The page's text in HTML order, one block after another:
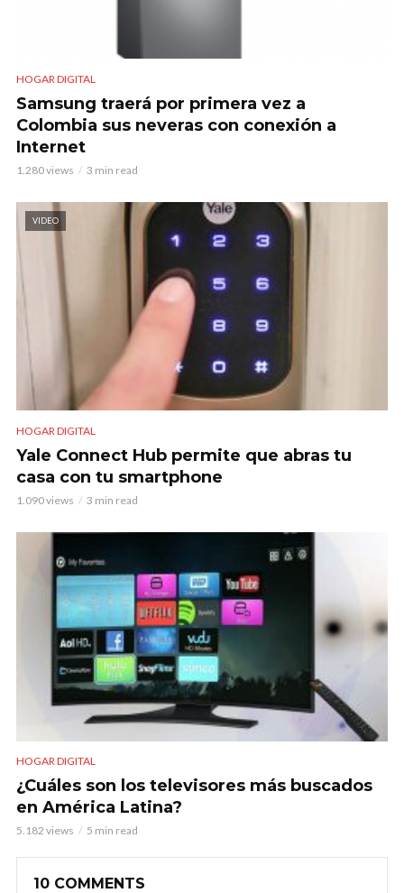
HOGAR DIGITAL
Samsung traerá por primera vez a
Colombia sus neveras con conexión a
Internet
1.280 views 3 min read
VIDEO
HOGAR DIGITAL
Yale Connect Hub permite que abras tu
casa con tu smartphone
1.090 views 3 min read
HOGAR DIGITAL
¿Cuáles son los televisores más buscados
en América Latina?
5.182 views 5 min read
10 COMMENTS